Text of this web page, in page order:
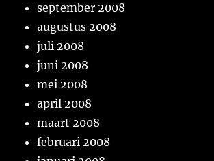
september 2008
augustus 2008
juli 2008
juni 2008
mei 2008
april 2008
maart 2008
februari 2008